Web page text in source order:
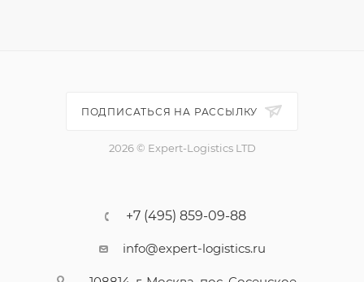
ПОДПИСАТЬСЯ НА РАССЫЛКУ
2026 © Expert-Logistics LTD
+7 (495) 859-09-88
info@expert-logistics.ru